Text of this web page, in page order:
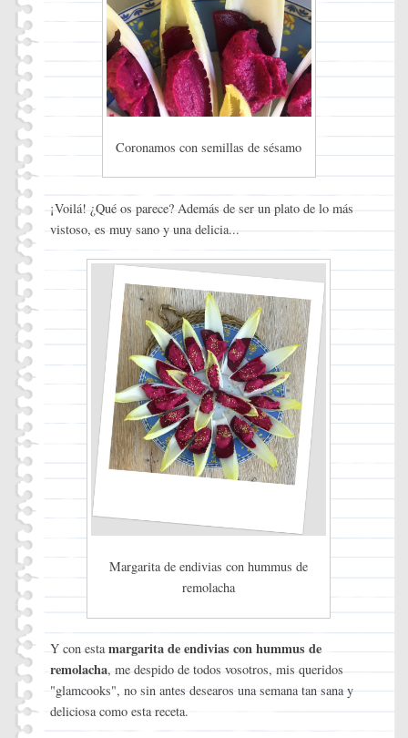
Coronamos con semillas de sésamo
¡Voilá! ¿Qué os parece? Además de ser un plato de lo más
vistoso, es muy sano y una delicia...
Margarita de endivias con hummus de
remolacha
Y con estamargarita de endivias con hummus de
remolacha, me despido de todos vosotros, mis queridos
"glamcooks", no sin antes desearos una semana tan sana y
deliciosa como esta receta.